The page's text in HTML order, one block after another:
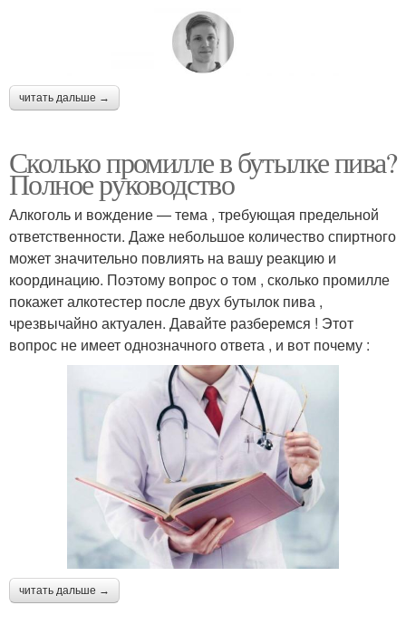
читать дальше →
Сколько промилле в бутылке пива?
Полное руководство
Алкоголь и вождение — тема , требующая предельной
ответственности. Даже небольшое количество спиртного
может значительно повлиять на вашу реакцию и
координацию. Поэтому вопрос о том , сколько промилле
покажет алкотестер после двух бутылок пива ,
чрезвычайно актуален. Давайте разберемся ! Этот
вопрос не имеет однозначного ответа , и вот почему :
читать дальше →